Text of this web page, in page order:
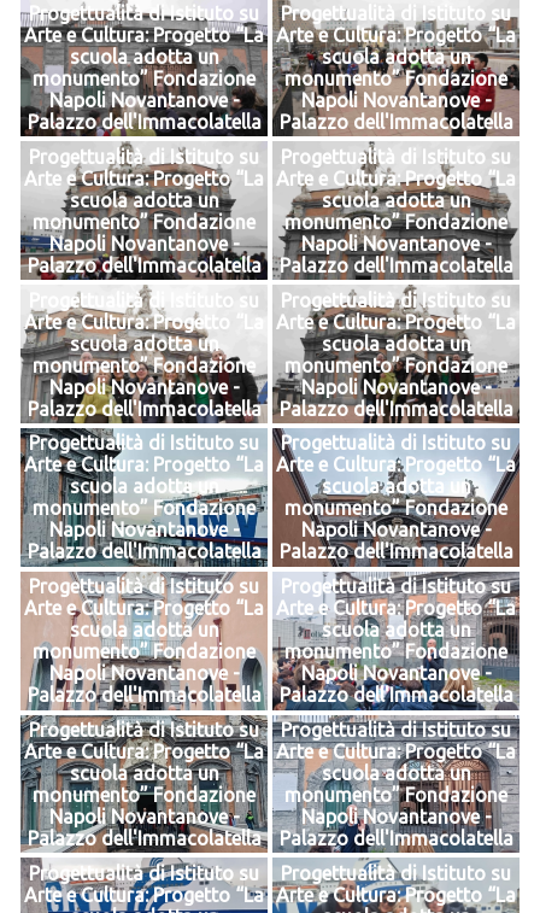
Progettualità di Istituto su
Arte e Cultura: Progetto “La
scuola adotta un
monumento” Fondazione
Napoli Novantanove -
Palazzo dell'Immacolatella
Progettualità di Istituto su
Arte e Cultura: Progetto “La
scuola adotta un
monumento” Fondazione
Napoli Novantanove -
Palazzo dell'Immacolatella
Progettualità di Istituto su
Arte e Cultura: Progetto “La
scuola adotta un
monumento” Fondazione
Napoli Novantanove -
Palazzo dell'Immacolatella
Progettualità di Istituto su
Arte e Cultura: Progetto “La
scuola adotta un
monumento” Fondazione
Napoli Novantanove -
Palazzo dell'Immacolatella
Progettualità di Istituto su
Arte e Cultura: Progetto “La
scuola adotta un
monumento” Fondazione
Napoli Novantanove -
Palazzo dell'Immacolatella
Progettualità di Istituto su
Arte e Cultura: Progetto “La
scuola adotta un
monumento” Fondazione
Napoli Novantanove -
Palazzo dell'Immacolatella
Progettualità di Istituto su
Arte e Cultura: Progetto “La
scuola adotta un
monumento” Fondazione
Napoli Novantanove -
Palazzo dell'Immacolatella
Progettualità di Istituto su
Arte e Cultura: Progetto “La
scuola adotta un
monumento” Fondazione
Napoli Novantanove -
Palazzo dell'Immacolatella
Progettualità di Istituto su
Arte e Cultura: Progetto “La
scuola adotta un
monumento” Fondazione
Napoli Novantanove -
Palazzo dell'Immacolatella
Progettualità di Istituto su
Arte e Cultura: Progetto “La
scuola adotta un
monumento” Fondazione
Napoli Novantanove -
Palazzo dell'Immacolatella
Progettualità di Istituto su
Arte e Cultura: Progetto “La
scuola adotta un
monumento” Fondazione
Napoli Novantanove -
Palazzo dell'Immacolatella
Progettualità di Istituto su
Arte e Cultura: Progetto “La
scuola adotta un
monumento” Fondazione
Napoli Novantanove -
Palazzo dell'Immacolatella
Progettualità di Istituto su
Arte e Cultura: Progetto “La
Progettualità di Istituto su
Arte e Cultura: Progetto “La